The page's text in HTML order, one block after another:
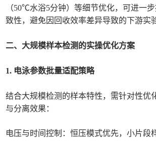
（50℃水浴5分钟）等细节优化，可进一
致性，避免因回收效率差异导致的下游实
二、大规模样本检测的实操优化方案
1. 电泳参数批量适配策略
结合大规模检测的样本特性，需针对性优
与分离效果：
电压与时间控制：恒压模式优先，小片段